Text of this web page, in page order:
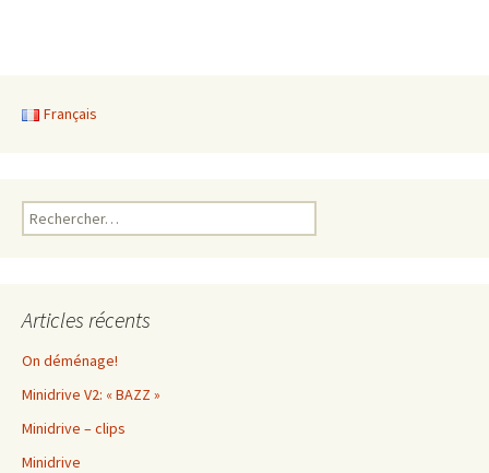
Français
Rechercher :
Articles récents
On déménage!
Minidrive V2: « BAZZ »
Minidrive – clips
Minidrive